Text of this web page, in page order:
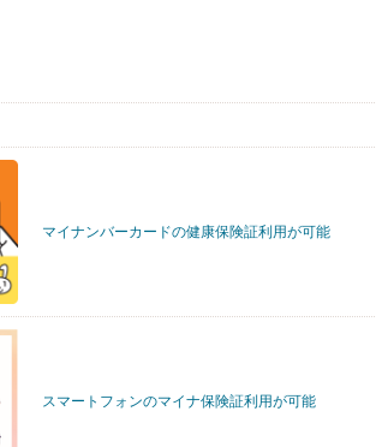
マイナンバーカードの健康保険証利用が可能
スマートフォンのマイナ保険証利用が可能